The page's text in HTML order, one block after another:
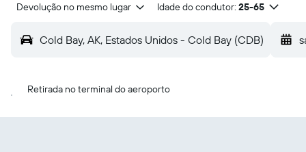
Devolução no mesmo lugar Idade do condutor: 25-65
Cold Bay, AK, Estados Unidos - Cold Bay (CDB)
Retirada no terminal do aeroporto